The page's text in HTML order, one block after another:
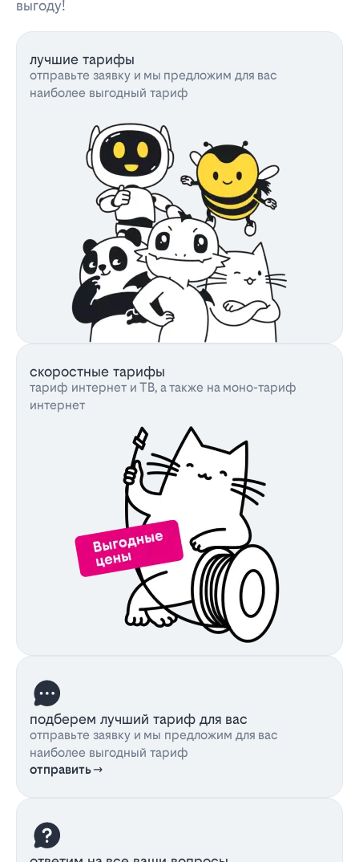
выгоду!
лучшие тарифы
отправьте заявку и мы предложим для вас
наиболее выгодный тариф
скоростные тарифы
тариф интернет и ТВ, а также на моно-тариф
интернет
подберем лучший тариф для вас
отправьте заявку и мы предложим для вас
наиболее выгодный тариф
отправить